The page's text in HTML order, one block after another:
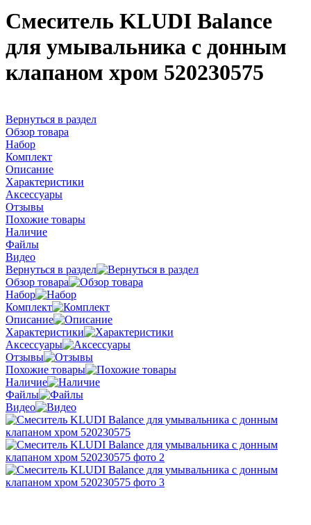
Смеситель KLUDI Balance
для умывальника с донным
клапаном хром 520230575
Вернуться в раздел
Обзор товара
Набор
Комплект
Описание
Характеристики
Аксессуары
Отзывы
Похожие товары
Наличие
Файлы
Видео
Вернуться в раздел
Обзор товара
Набор
Комплект
Описание
Характеристики
Аксессуары
Отзывы
Похожие товары
Наличие
Файлы
Видео